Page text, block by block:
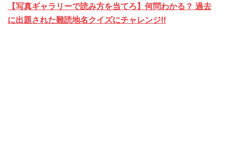
【写真ギャラリーで読み方を当てろ】何問わかる？ 過去
に出題された難読地名クイズにチャレンジ!!